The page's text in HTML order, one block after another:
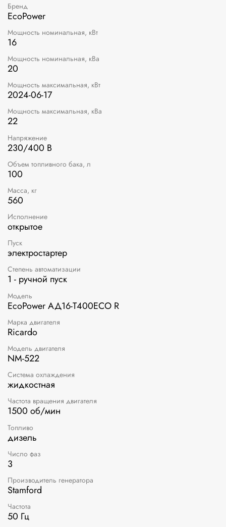
Бренд
EcoPower
Мощность номинальная, кВт
16
Мощность номинальная, кВа
20
Мощность максимальная, кВт
2024-06-17
Мощность максимальная, кВа
22
Напряжение
230/400 В
Объем топливного бака, л
100
Масса, кг
560
Исполнение
открытое
Пуск
электростартер
Степень автоматизации
1 - ручной пуск
Модель
EcoPower АД16-T400ECO R
Марка двигателя
Ricardo
Модель двигателя
NM-522
Система охлаждения
жидкостная
Частота вращения двигателя
1500 об/мин
Топливо
дизель
Число фаз
3
Производитель генератора
Stamford
Частота
50 Гц